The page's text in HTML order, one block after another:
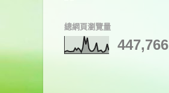
總網頁瀏覽量
447,766